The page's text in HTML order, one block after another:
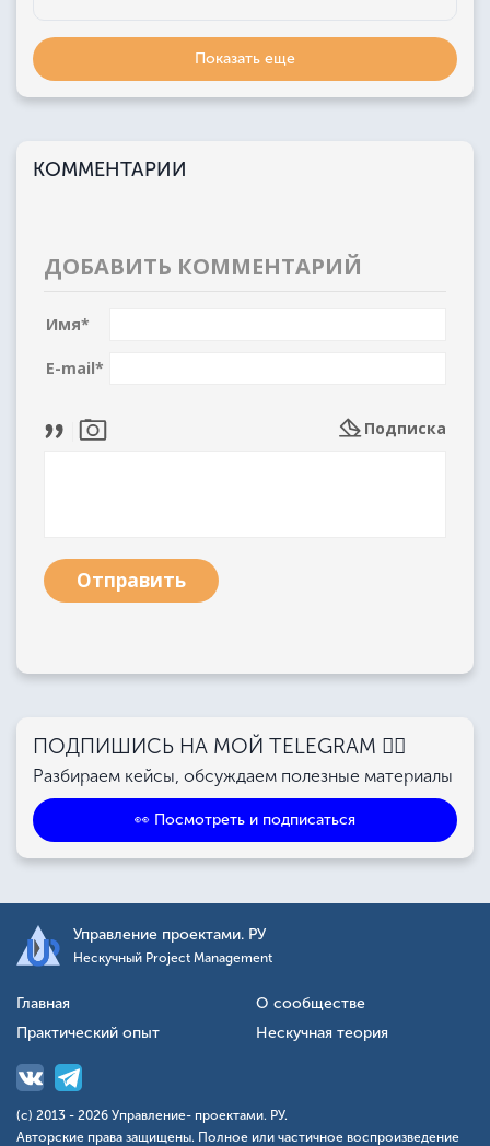
Показать еще
КОММЕНТАРИИ
ДОБАВИТЬ КОММЕНТАРИЙ
Имя*
E-mail*
Подписка
Отправить
ПОДПИШИСЬ НА МОЙ TELEGRAM 👉🏻
Разбираем кейсы, обсуждаем полезные материалы
👀 Посмотреть и подписаться
Управление проектами. РУ
Нескучный Project Management
Главная
О сообществе
Практический опыт
Нескучная теория
(с) 2013 - 2026 Управление- проектами. РУ.
Авторские права защищены. Полное или частичное воспроизведение